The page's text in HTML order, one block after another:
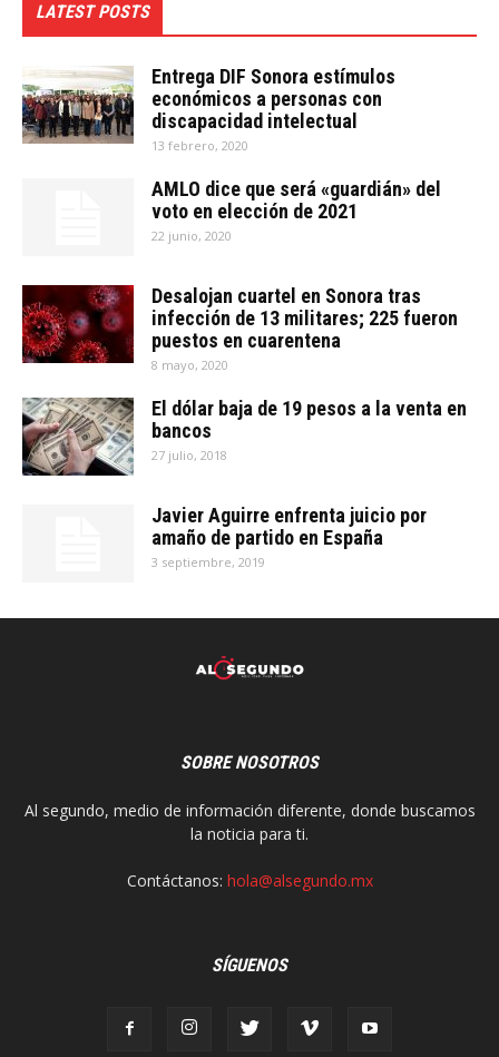
LATEST POSTS
Entrega DIF Sonora estímulos
económicos a personas con
discapacidad intelectual
13 febrero, 2020
AMLO dice que será «guardián» del
voto en elección de 2021
22 junio, 2020
Desalojan cuartel en Sonora tras
infección de 13 militares; 225 fueron
puestos en cuarentena
8 mayo, 2020
El dólar baja de 19 pesos a la venta en
bancos
27 julio, 2018
Javier Aguirre enfrenta juicio por
amaño de partido en España
3 septiembre, 2019
SOBRE NOSOTROS
Al segundo, medio de información diferente, donde buscamos
la noticia para ti.
Contáctanos: hola@alsegundo.mx
SÍGUENOS